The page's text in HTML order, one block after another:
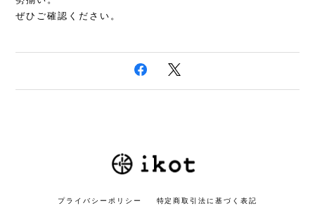
ぜひご確認ください。
プライバシーポリシー 特定商取引法に基づく表記